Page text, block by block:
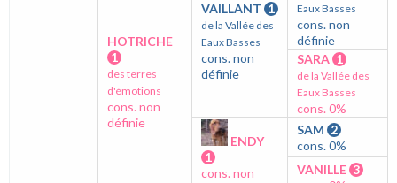
HOTRICHE
1
des terres
d'émotions
cons. non
définie
VAILLANT 1
de la Vallée des
Eaux Basses
cons. non
définie
Eaux Basses
cons. non
définie
SARA 1
de la Vallée des
Eaux Basses
cons. 0%
ENDY
1
cons. non
SAM 2
cons. 0%
VANILLE 3